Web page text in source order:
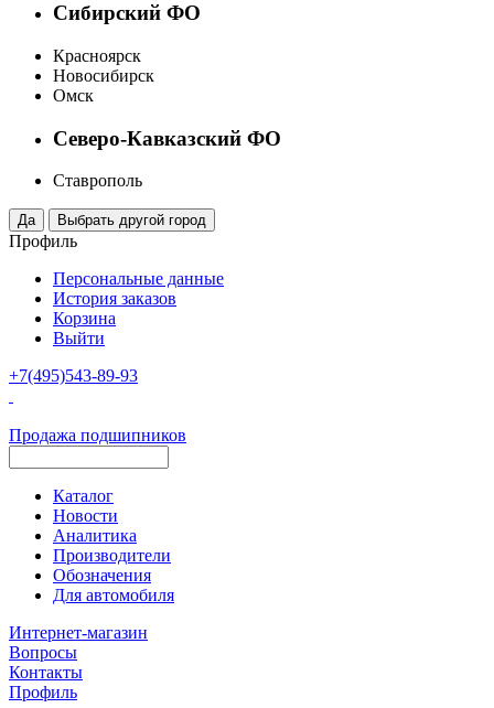
Сибирский ФО
Красноярск
Новосибирск
Омск
Северо-Кавказский ФО
Ставрополь
Профиль
Персональные данные
История заказов
Корзина
Выйти
+7(495)543-89-93
Продажа подшипников
Каталог
Новости
Аналитика
Производители
Обозначения
Для автомобиля
Интернет-магазин
Вопросы
Контакты
Профиль